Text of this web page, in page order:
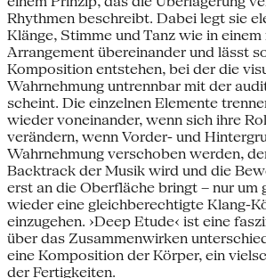
Rhythmen beschreibt. Dabei legt sie
Klänge, Stimme und Tanz wie in
Arrangement übereinander und lässt
Komposition entstehen, bei der die
Wahrnehmung untrennbar mit der
scheint. Die einzelnen Elemente
wieder voneinander, wenn sich ihre
verändern, wenn Vorder- und
Wahrnehmung verschoben werden,
Backtrack der Musik wird und die
erst an die Oberfläche bringt – nur um
wieder eine gleichberechtigte Klang-
einzugehen. ›Deep Etude‹ ist eine
über das Zusammenwirken
eine Komposition der Körper, ein
der Fertigkeiten.